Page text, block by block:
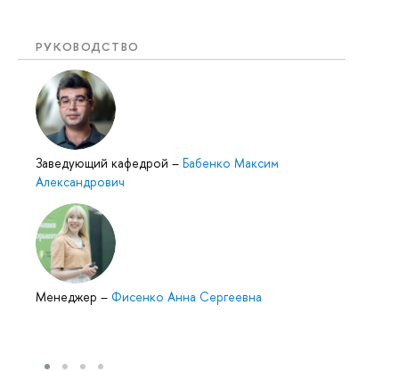
РУКОВОДСТВО
Заведующий кафедрой – Бабенко Максим
Александрович
Менеджер – Фисенко Анна Сергеевна